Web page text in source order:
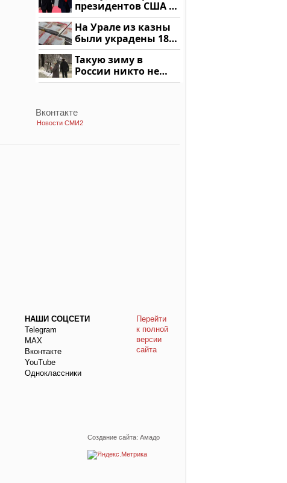
президентов США и
России: Европа?
На Урале из казны
были украдены 18
миллионов рублей
Такую зиму в
России никто не
ждал: как так?!
Вконтакте
Новости СМИ2
НАШИ СОЦСЕТИ
Telegram
МАХ
Вконтакте
YouTube
Одноклассники
Перейти
к полной
версии
сайта
Создание сайта: Амадо